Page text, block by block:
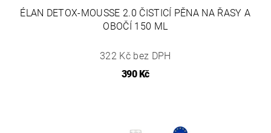
ÉLAN DETOX-MOUSSE 2.0 ČISTICÍ PĚNA NA ŘASY A
OBOČÍ 150 ML
322 Kč bez DPH
390 Kč